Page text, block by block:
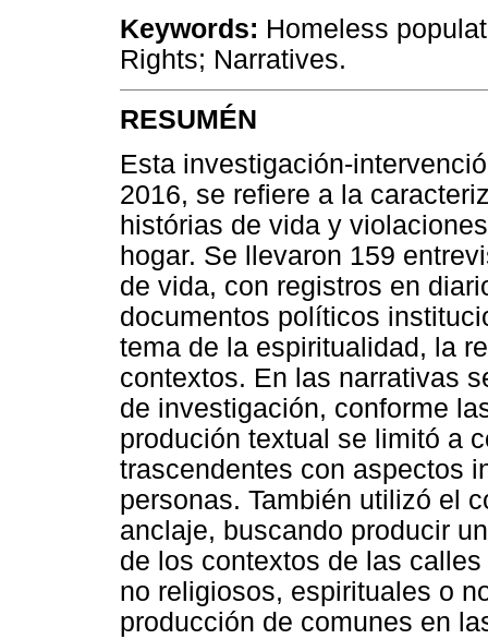
Keywords: Homeless
Rights; Narratives.
RESUMÉN
Esta investigación-
2016, se refiere a la
histórias de vida y
hogar. Se llevaron 159
de vida, con registros en
documentos políticos
tema de la espiritualidad, la
contextos. En las narrativas
de investigación, conforme
produción textual se limitó a
trascendentes con aspectos
personas. También utilizó el
anclaje, buscando producir
de los contextos de las
no religiosos, espirituales o
producción de comunes en